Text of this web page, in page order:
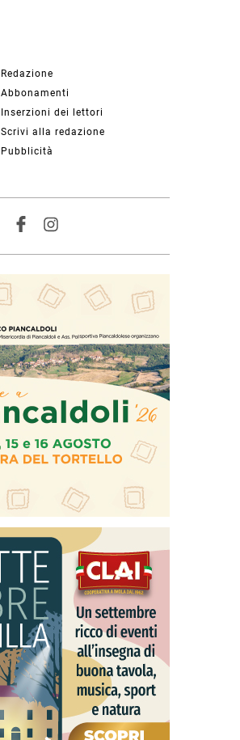
Redazione
Abbonamenti
Inserzioni dei lettori
Scrivi alla redazione
Pubblicità